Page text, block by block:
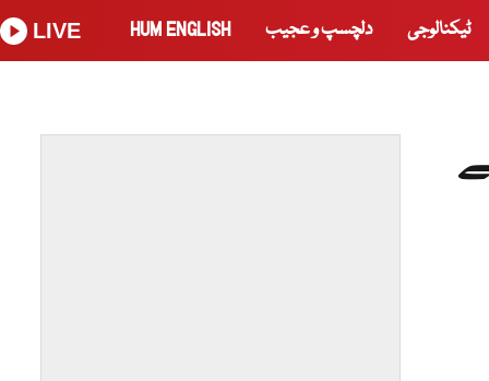
ٹیکنالوجی دلچسپ و عجیب HUM ENGLISH
LIVE